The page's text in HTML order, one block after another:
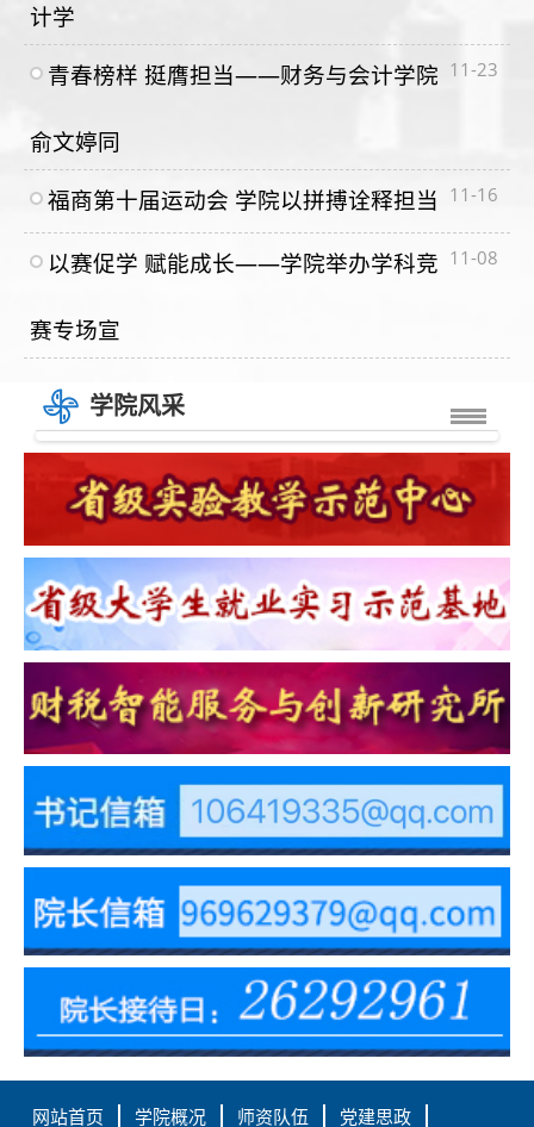
计学
11-23
青春榜样 挺膺担当——财务与会计学院
俞文婷同
11-16
福商第十届运动会 学院以拼搏诠释担当
11-08
以赛促学 赋能成长——学院举办学科竞
赛专场宣
学院风采
网站首页 学院概况 师资队伍 党建思政